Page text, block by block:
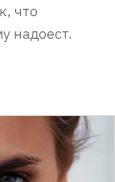
что
надоест.